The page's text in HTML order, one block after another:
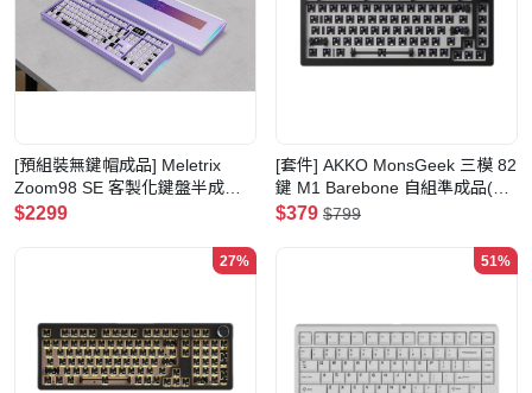
[預組裝無鍵帽成品] Meletrix
Zoom98 SE 客製化鍵盤半成品
(薰衣草紫陽極外殼、炫彩PVD配
$2299
[套件] AKKO MonsGeek 三模 82
鍵 M1 Barebone 自組準成品(黑
色)
$379 $799
27% 51%